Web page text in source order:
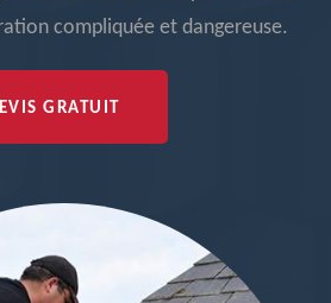
compliquée et dangereuse.
GRATUIT